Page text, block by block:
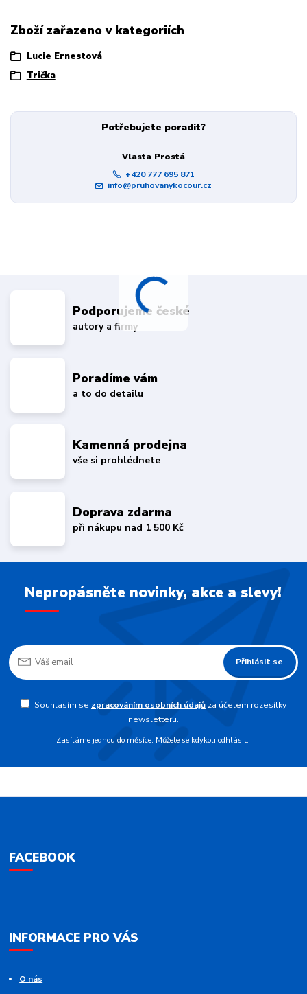
Zboží zařazeno v kategoriích
Lucie Ernestová
Trička
Potřebujete poradit?
Vlasta Prostá
+420 777 695 871
info@pruhovanykocour.cz
Podporujeme české
autory a firmy
Poradíme vám
a to do detailu
Kamenná prodejna
vše si prohlédnete
Doprava zdarma
při nákupu nad 1 500 Kč
Nepropásněte novinky, akce a slevy!
Přihlásit se
Souhlasím se zpracováním osobních údajůza účelem rozesílky
newsletteru.
Zasíláme jednou do měsíce. Můžete se kdykoli odhlásit.
FACEBOOK
INFORMACE PRO VÁS
O nás